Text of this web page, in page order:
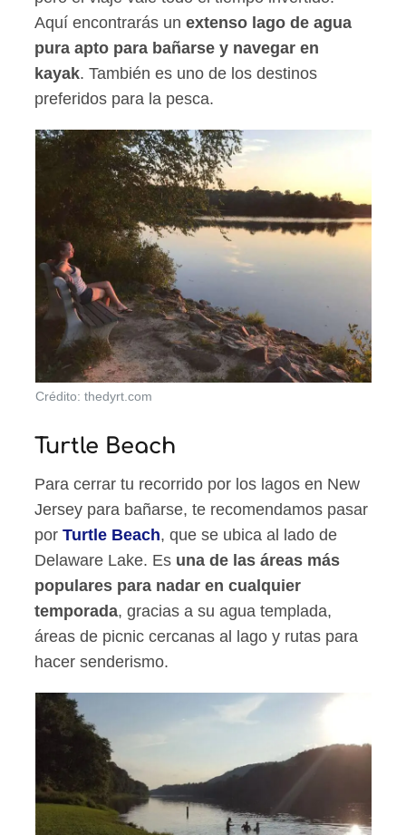
Aquí encontrarás unextenso lago de agua
pura apto para bañarse y navegar en
kayak. También es uno de los destinos
preferidos para la pesca.
Crédito: thedyrt.com
Turtle Beach
Para cerrar tu recorrido por los lagos en New
Jersey para bañarse, te recomendamos pasar
porTurtle Beach, que se ubica al lado de
Delaware Lake. Es una de las áreas más
populares para nadar en cualquier
temporada, gracias a su agua templada,
áreas de picnic cercanas al lago y rutas para
hacer senderismo.